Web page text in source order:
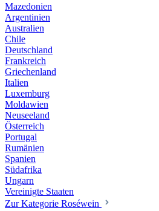
Mazedonien
Argentinien
Australien
Chile
Deutschland
Frankreich
Griechenland
Italien
Luxemburg
Moldawien
Neuseeland
Österreich
Portugal
Rumänien
Spanien
Südafrika
Ungarn
Vereinigte Staaten
Zur Kategorie Roséwein